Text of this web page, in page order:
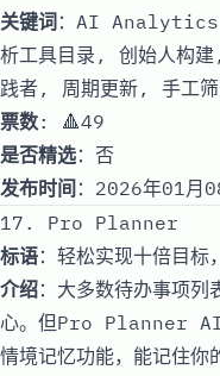
关键词 ：AI Analytics
析工具目录, 创始人构
践者, 周期更新, 手工
票数: 🔺49
是否精选：否
发布时间 ：2026年01月
17. Pro Planner
标语：轻松实现十倍目标
介绍：大多数待办事项列
心。但Pro Planner AI
情境记忆功能，能记住你